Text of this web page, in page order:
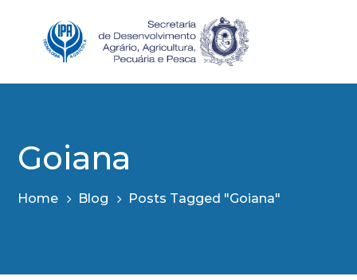
Goiana
Home Blog Posts Tagged "Goiana"